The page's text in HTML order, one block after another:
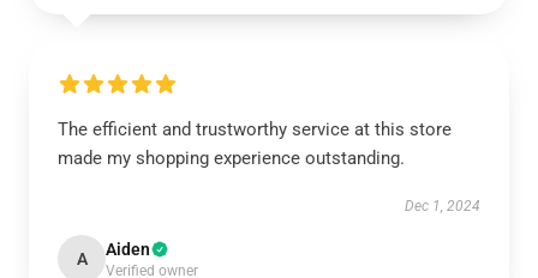
The efficient and trustworthy service at this store
made my shopping experience outstanding.
Dec 1, 2024
A Aiden
Verified owner